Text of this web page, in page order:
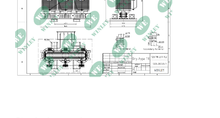
Utrata obciążenia
13660W w temperaturze
145°C
Impedancja zwarcia
50,65% w temperaturze
115°C
Prąd bez obciążenia 0.29%